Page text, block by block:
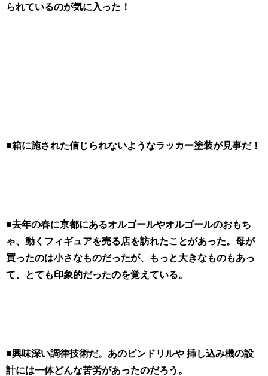
られているのが気に入った！
■箱に施された信じられないようなラッカー塗装が見事だ！
■去年の春に京都にあるオルゴールやオルゴールのおもち
ゃ、動くフィギュアを売る店を訪れたことがあった。母が
買ったのは小さなものだったが、もっと大きなものもあっ
て、とても印象的だったのを覚えている。
■興味深い調律技術だ。あのピンドリルや 挿し込み機の設
計には一体どんな苦労があったのだろう。